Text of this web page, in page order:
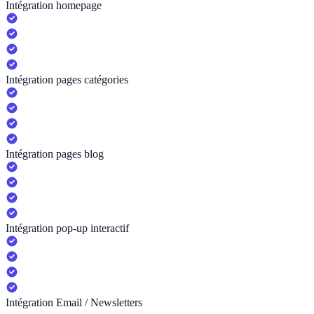
Intégration homepage
Intégration pages catégories
Intégration pages blog
Intégration pop-up interactif
Intégration Email / Newsletters